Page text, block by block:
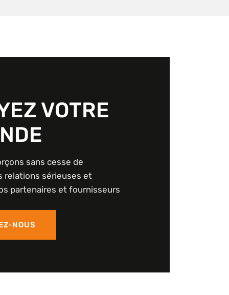
VOTRE
sans cesse de
relations sérieuses et
partenaires et fournisseurs
NOUS